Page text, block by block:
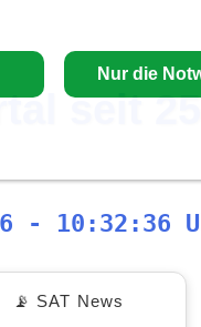
Nur die
seit 25
- 10:32:37
📡 SAT News